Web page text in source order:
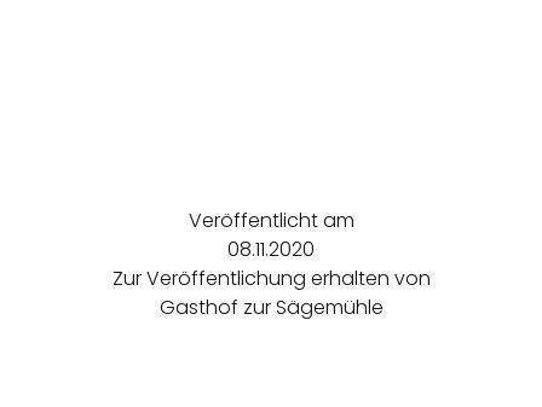
Veröffentlicht am
08.11.2020
Zur Veröffentlichung erhalten von
Gasthof zur Sägemühle